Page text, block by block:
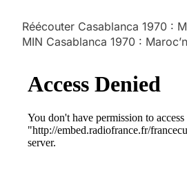
Réécouter Casablanca 1970 :
MIN Casablanca 1970 :